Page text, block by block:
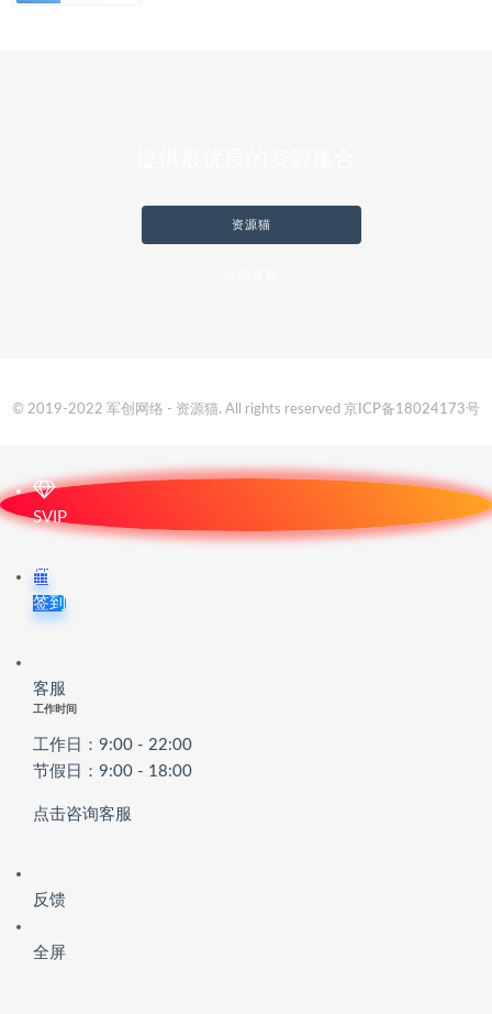
资源猫
© 2019-2022 军创网络 - 资源猫. All rights reserved 京ICP备18024173号
SVIP
签到
客服
工作时间
工作日：9:00 - 22:00
节假日：9:00 - 18:00
点击咨询客服
反馈
全屏